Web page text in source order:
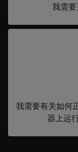
我需
我需要有关如何
器上运